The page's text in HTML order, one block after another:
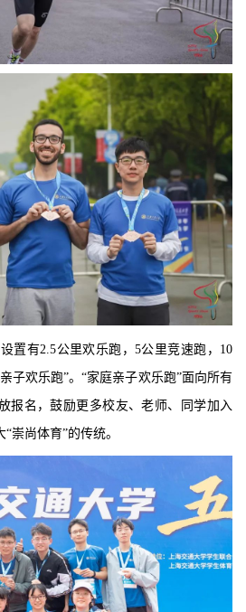
置有2.5公里欢乐跑，5公里竞速跑，10
子欢乐跑”。“家庭亲子欢乐跑”面向所有
报名，鼓励更多校友、老师、同学加入
崇尚体育”的传统。